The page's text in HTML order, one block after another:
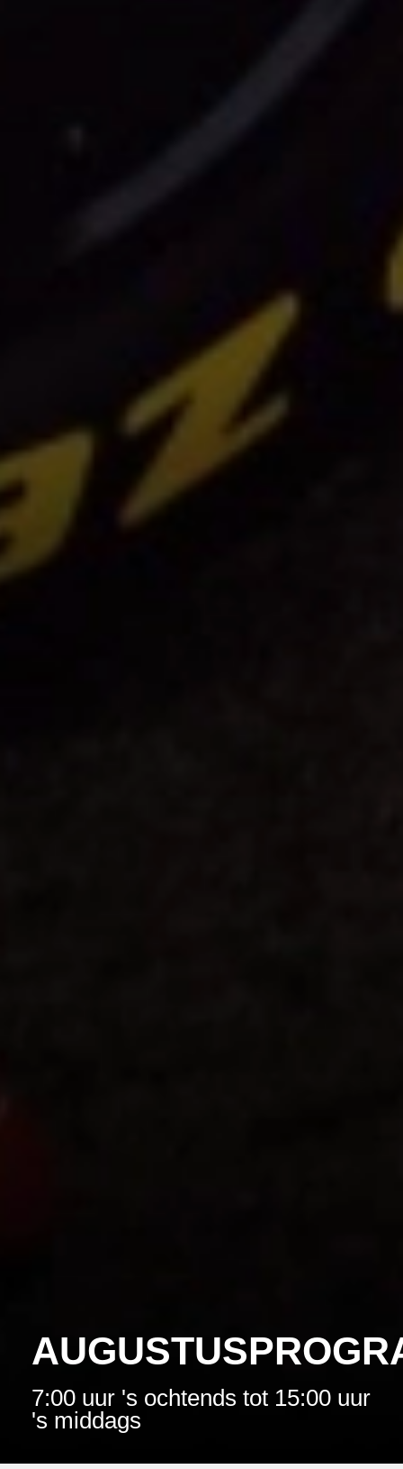
7:00 uur 's ochtends tot 15:00 uur
's middags